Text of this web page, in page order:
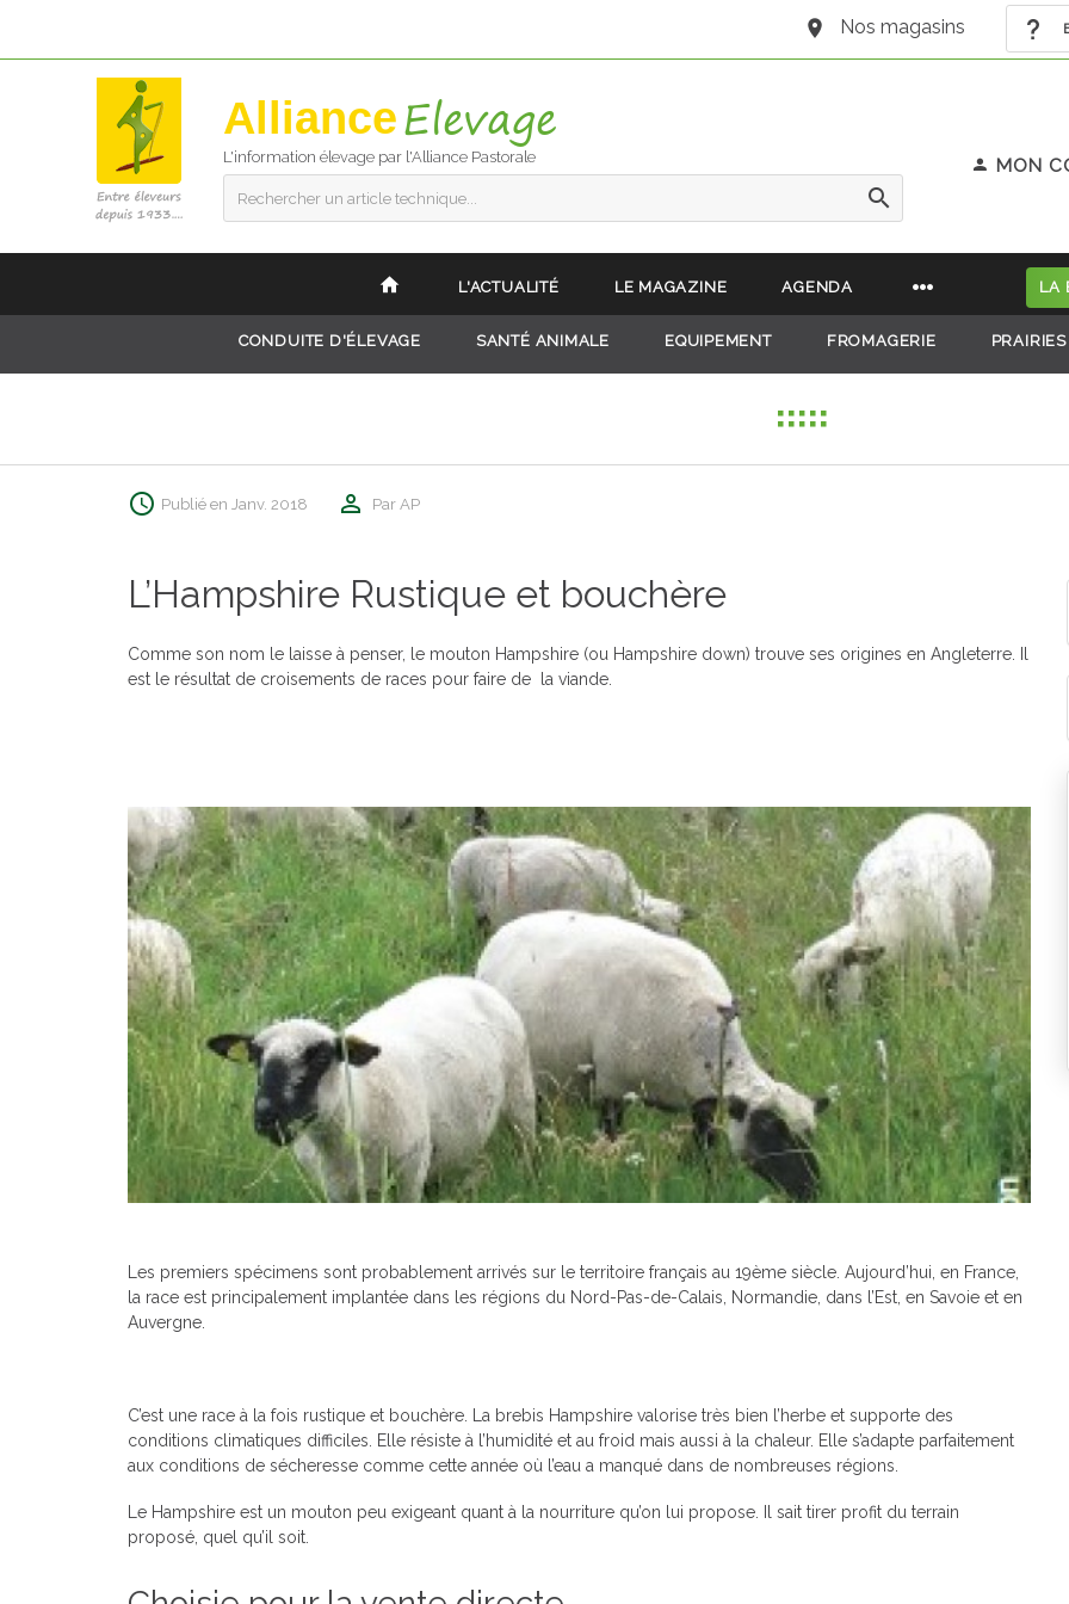
Nos magasins
Alliance
L'information élevage par l'Alliance Pastorale
Rechercher un article technique...
MON
L'ACTUALITÉ LE MAGAZINE AGENDA LA
CONDUITE D'ÉLEVAGE SANTÉ ANIMALE EQUIPEMENT FROMAGERIE
Publié en Janv. 2018 Par AP
L’Hampshire Rustique et bouchère
Comme son nom le laisse à penser, le mouton Hampshire (ou Hampshire down) trouve ses origines en Angleterre. Il
est le résultat de croisements de races pour faire de la viande.
Les premiers spécimens sont probablement arrivés sur le territoire français au 19ème siècle. Aujourd’hui, en France,
la race est principalement implantée dans les régions du Nord-Pas-de-Calais, Normandie, dans l’Est, en Savoie et en
Auvergne.
C’est une race à la fois rustique et bouchère. La brebis Hampshire valorise très bien l’herbe et supporte des
conditions climatiques difficiles. Elle résiste à l’humidité et au froid mais aussi à la chaleur. Elle s’adapte parfaitement
aux conditions de sécheresse comme cette année où l’eau a manqué dans de nombreuses régions.
Le Hampshire est un mouton peu exigeant quant à la nourriture qu’on lui propose. Il sait tirer profit du terrain
proposé, quel qu’il soit.